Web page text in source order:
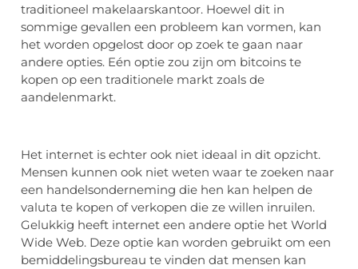
traditioneel makelaarskantoor. Hoewel dit in
sommige gevallen een probleem kan vormen, kan
het worden opgelost door op zoek te gaan naar
andere opties. Eén optie zou zijn om bitcoins te
kopen op een traditionele markt zoals de
aandelenmarkt.
Het internet is echter ook niet ideaal in dit opzicht.
Mensen kunnen ook niet weten waar te zoeken naar
een handelsonderneming die hen kan helpen de
valuta te kopen of verkopen die ze willen inruilen.
Gelukkig heeft internet een andere optie het World
Wide Web. Deze optie kan worden gebruikt om een
bemiddelingsbureau te vinden dat mensen kan